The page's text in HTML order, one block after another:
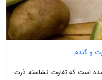
و گندم
است که تفاوت نشاسته ذرت